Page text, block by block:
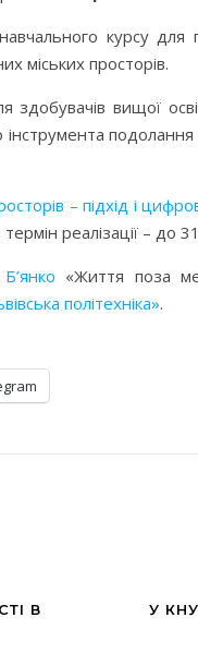
курсу для
міських просторів.
вищої
подолання
– підхід і
реалізації – до
«Життя поза
політехніка».
В
У